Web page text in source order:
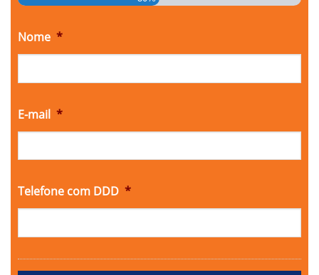
Nome *
E-mail *
Telefone com DDD *